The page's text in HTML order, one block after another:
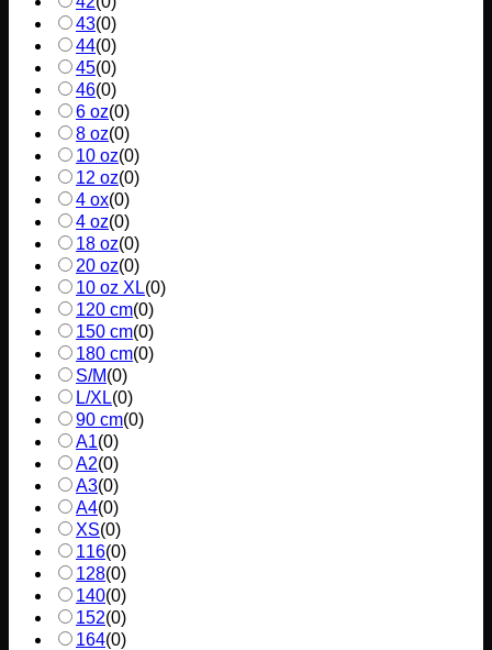
43(0)
44(0)
45(0)
46(0)
6 oz(0)
8 oz(0)
10 oz(0)
12 oz(0)
4 ox(0)
4 oz(0)
18 oz(0)
20 oz(0)
10 oz XL(0)
120 cm(0)
150 cm(0)
180 cm(0)
S/M(0)
L/XL(0)
90 cm(0)
A1(0)
A2(0)
A3(0)
A4(0)
XS(0)
116(0)
128(0)
140(0)
152(0)
164(0)